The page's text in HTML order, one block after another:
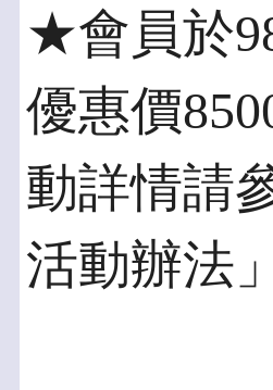
★會員於
優惠價
動詳情請
活動辦法